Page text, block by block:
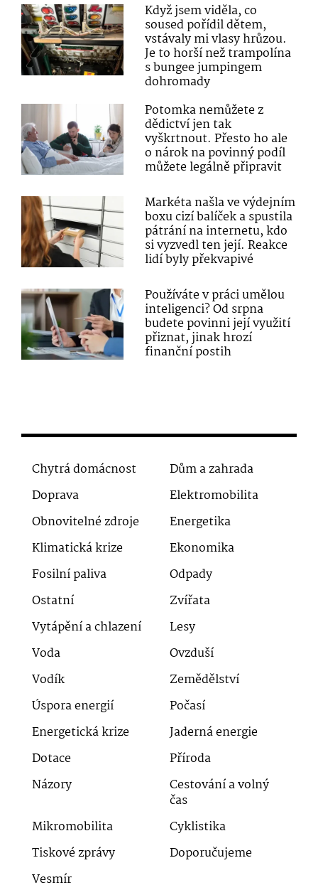
Když jsem viděla, co
soused pořídil dětem,
vstávaly mi vlasy hrůzou.
Je to horší než trampolína
s bungee jumpingem
dohromady
Potomka nemůžete z
dědictví jen tak
vyškrtnout. Přesto ho ale
o nárok na povinný podíl
můžete legálně připravit
Markéta našla ve výdejním
boxu cizí balíček a spustila
pátrání na internetu, kdo
si vyzvedl ten její. Reakce
lidí byly překvapivé
Používáte v práci umělou
inteligenci? Od srpna
budete povinni její využití
přiznat, jinak hrozí
finanční postih
Chytrá domácnost
Dům a zahrada
Doprava
Elektromobilita
Obnovitelné zdroje
Energetika
Klimatická krize
Ekonomika
Fosilní paliva
Odpady
Ostatní
Zvířata
Vytápění a chlazení
Lesy
Voda
Ovzduší
Vodík
Zemědělství
Úspora energií
Počasí
Energetická krize
Jaderná energie
Dotace
Příroda
Názory
Cestování a volný
čas
Mikromobilita
Cyklistika
Tiskové zprávy
Doporučujeme
Vesmír